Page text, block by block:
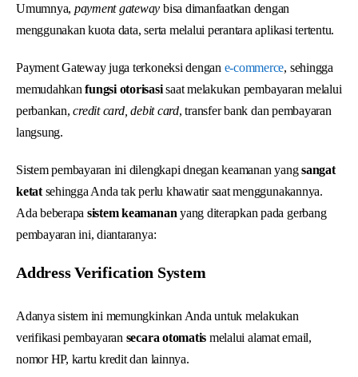
Umumnya, payment gatewaybisa dimanfaatkan dengan
menggunakan kuota data, serta melalui perantara aplikasi tertentu.
Payment Gateway juga terkoneksi dengan e-commerce, sehingga
memudahkanfungsi otorisasisaat melakukan pembayaran melalui
perbankan,credit card, debit card, transfer bank dan pembayaran
langsung.
Sistem pembayaran ini dilengkapi dnegan keamanan yangsangat
ketatsehingga Anda tak perlu khawatir saat menggunakannya.
Ada beberapa sistem keamanan yang diterapkan pada gerbang
pembayaran ini, diantaranya:
Address Verification System
Adanya sistem ini memungkinkan Anda untuk melakukan
verifikasi pembayaran secara otomatis melalui alamat email,
nomor HP, kartu kredit dan lainnya.